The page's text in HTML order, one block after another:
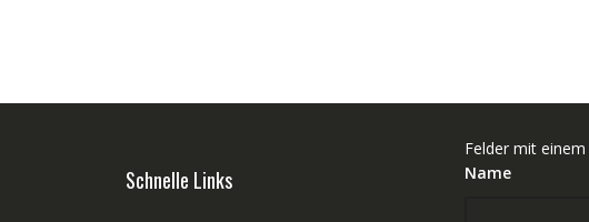
Schnelle Links
Felder mit einem
Name